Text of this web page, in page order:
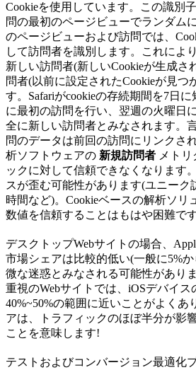
Cookieを使用しています。この識別
問の最初のページビューでランダム
のページビューおよび訪問では、
して訪問者を識別します。これによ
新しい訪問者(新しいCookieが生成さ
問者(以前に設定されたCookieが見つ
す。Safariがcookieの存続期間を7日
に最初の訪問を行い、翌週の火曜日
全に新しい訪問者とみなされます。
問のデータは前回の訪問にリンクさ
析ソフトウェアの 新規訪問者 メトリ
ックに対して信頼できなくなります
スが歪む可能性があります(ユニーク
時間など)。Cookieベースの解析ソリ
数値を信頼することはもはや困難です
デスクトップWebサイトの場合、
市場シェアは比較的低い(一般に5%
微な迷惑とみなされる可能性があり
重視のWebサイトでは、iOSデバイス
40%~50%の範囲に近いことがよくあ
アは、トラフィックのほぼ半分が影
ことを意味します!
テストおよびコンバージョン最適化